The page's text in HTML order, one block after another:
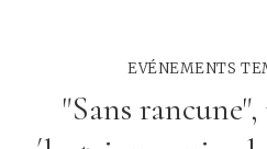
EVÉNEMENTS
"Sans